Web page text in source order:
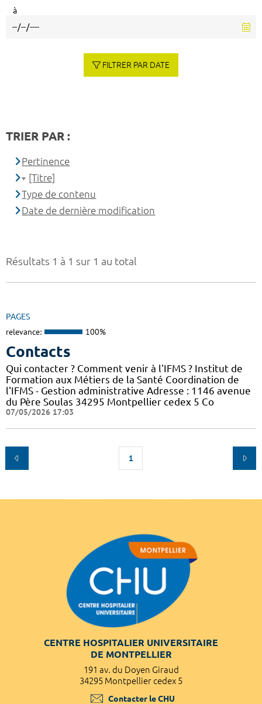
Résultats 1 à 1 sur 1 au total
PAGES
relevance: 100%
Contacts
Qui contacter ? Comment venir à l'IFMS ? Institut de
Formation aux Métiers de la Santé Coordination de
l'IFMS - Gestion administrative Adresse : 1146 avenue
du Père Soulas 34295 Montpellier cedex 5 Co
07/05/2026 17:03
1
à
FILTRER PAR DATE
TRIER PAR :
Pertinence
[Titre]
Type de contenu
Date de dernière modification
CENTRE HOSPITALIER UNIVERSITAIRE
DE MONTPELLIER
191 av. du Doyen Giraud
34295 Montpellier cedex 5
Contacter le CHU